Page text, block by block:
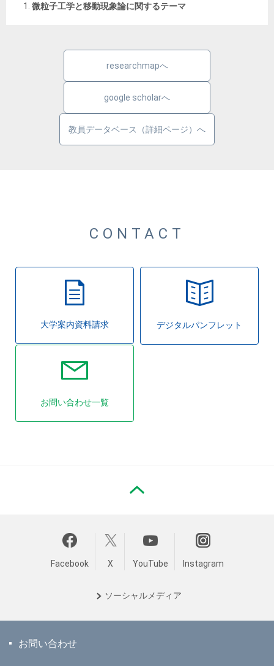
微粒子工学と移動現象論に関するテーマ
researchmapへ
google scholarへ
教員データベース（詳細ページ）へ
CONTACT
大学案内資料請求 デジタルパンフレット
お問い合わせ一覧
Facebook X YouTube Instagram
ソーシャル メディア
お問い合わせ